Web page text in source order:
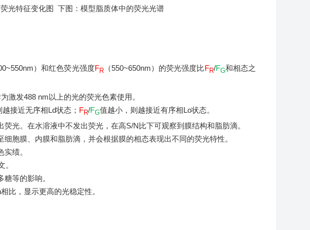
荧光特征变化图 下图：模型脂质体中的荧光光谱
）和红色荧光强度FR（550~650nm）的荧光强度比FR/FG和相态之
激发488 nm以上的光的荧光色素使用。
接近无序相Ld状态； FR/FG值越小，则越接近有序相Lo状态。
光。在水溶液中不发出荧光，在高S/N比下可观察到膜结构和脂肪滴。
胞膜、内膜和脂肪滴，并会根据膜的相态表现出不同的荧光特性。
绩。
等的影响。
比，显示更高的光稳定性。